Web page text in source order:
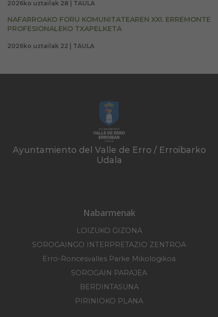
2026ko uztailak 28 | TAULA
NAFARROAKO FORU KOMUNITATEAREN XXI. ERREMONTE
PROFESIONALEKO TXAPELKETA
2026ko uztailak 22 | TAULA
Ayuntamiento del Valle de Erro / Erroibarko
Udala
Nabarmenak
LOIZUKO GIZONA
SOROGAINGO INTERPRETAZIO ZENTROA
Erro-Roncesvalles Parke Mikologikoa
SOROGAIN PARAJEA
BERDINTASUNA
PIRINIOKO PLANA